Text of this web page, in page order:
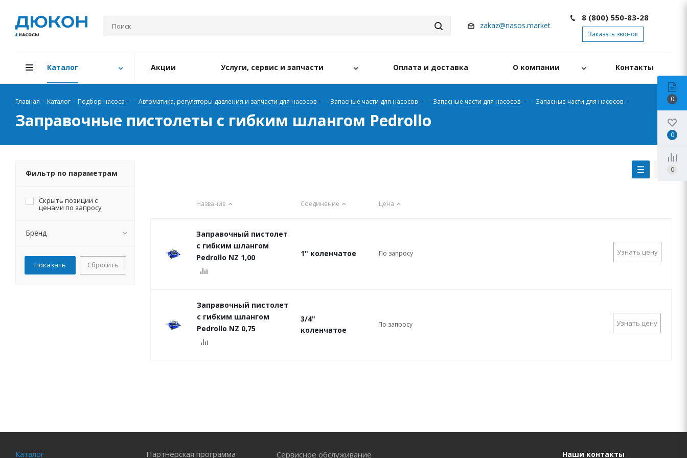
zakaz@nasos.market
8 (800) 550-83-28
Заказать звонок
Каталог Акции Услуги, сервис и запчасти Оплата и доставка О компании Контакты
Главная - Каталог - Подбор насоса - Автоматика, регуляторы давления и запчасти для насосов - Запасные части для насосов - Запасные части для насосов - Запасные части для насосов
Заправочные пистолеты с гибким шлангом Pedrollo
Название Соединение Цена
Заправочный пистолет
с гибким шлангом
Pedrollo NZ 1,00
1" коленчатое По запросу Узнать цену
Заправочный пистолет
с гибким шлангом
Pedrollo NZ 0,75
3/4"
коленчатое
По запросу Узнать цену
Фильтр по параметрам
Скрыть позиции с
ценами по запросу
Бренд
Сбросить
Каталог Партнерская программа Сервисное обслуживание Наши контакты
0
0
0